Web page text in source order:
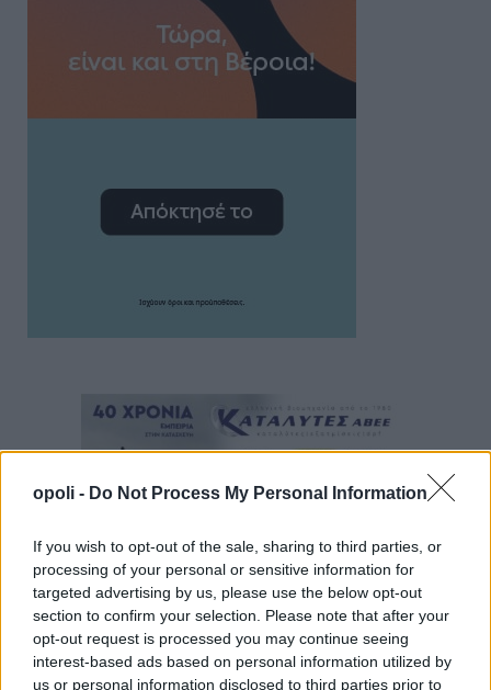
opoli - Do Not Process My Personal Information
If you wish to opt-out of the sale, sharing to third parties, or
processing of your personal or sensitive information for
targeted advertising by us, please use the below opt-out
section to confirm your selection. Please note that after your
opt-out request is processed you may continue seeing
interest-based ads based on personal information utilized by
us or personal information disclosed to third parties prior to